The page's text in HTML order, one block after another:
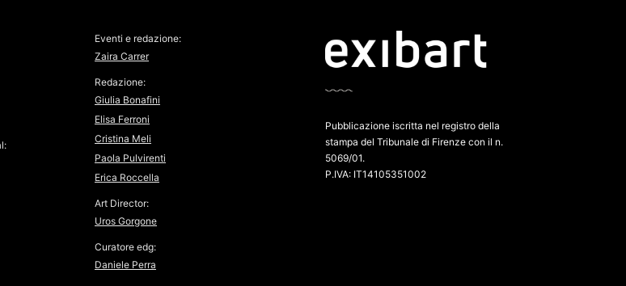
Eventi e redazione:
Zaira Carrer
Redazione:
Giulia Bonafini
Elisa Ferroni
Cristina Meli
Paola Pulvirenti
Erica Roccella
Art Director:
Uros Gorgone
Curatore edg:
Daniele Perra
Pubblicazione iscritta nel registro della
stampa del Tribunale di Firenze con il n.
5069/01.
P.IVA: IT14105351002